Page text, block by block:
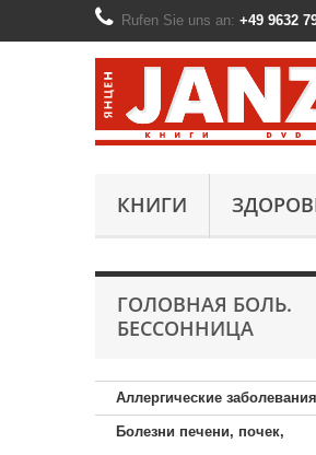
Rufen Sie uns an: +49 9632
КНИГИ
ГОЛОВНАЯ БОЛЬ.
БЕССОННИЦА
Аллергические заболевания
Болезни печени, почек,